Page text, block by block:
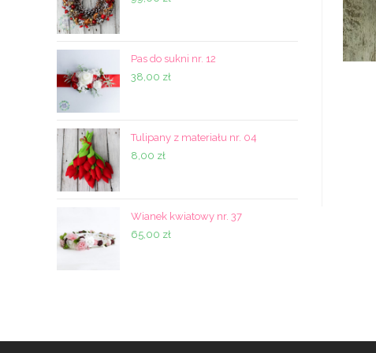
Pas do sukni nr. 12
38,00 zł
Tulipany z materiału nr. 04
8,00 zł
Wianek kwiatowy nr. 37
65,00 zł